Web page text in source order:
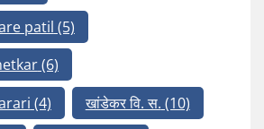
patil (5)
(6)
(4) खांडेकर वि. स. (10)